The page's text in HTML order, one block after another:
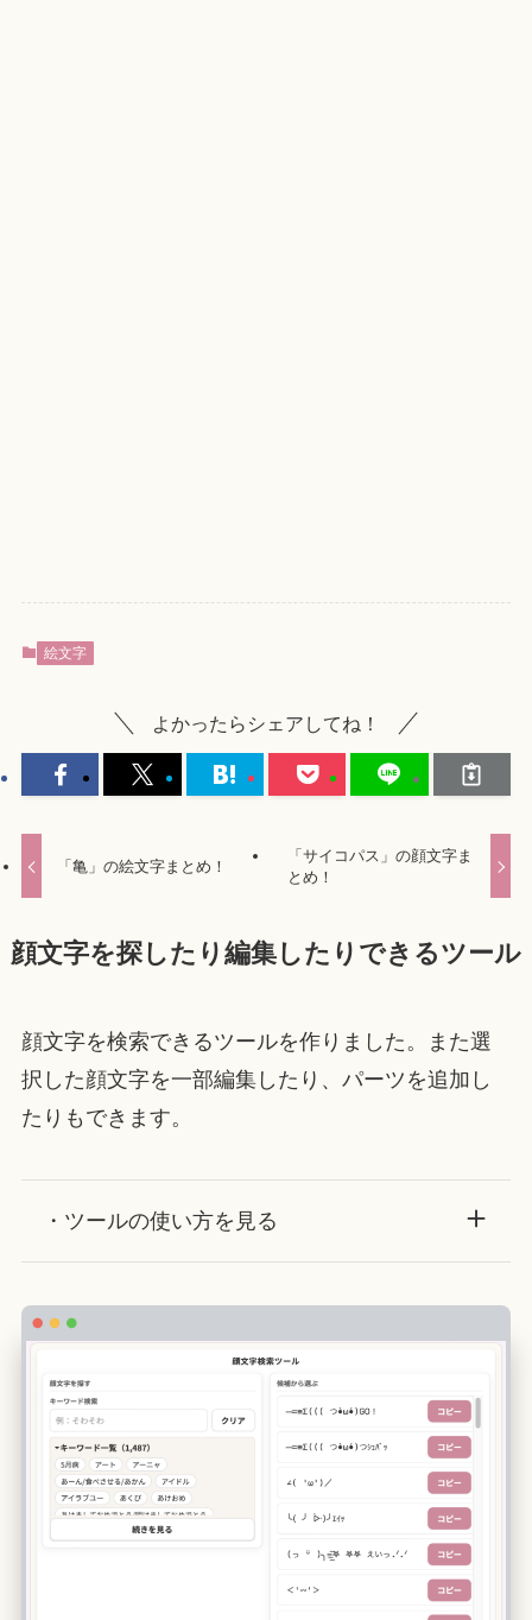
絵文字
よかったらシェアしてね！
「亀」の絵文字まとめ！
「サイコパス」の顔文字ま
とめ！
顔文字を探したり編集したりできるツール
顔文字を検索できるツールを作りました。また選
択した顔文字を一部編集したり、パーツを追加し
たりもできます。
・ツールの使い方を見る